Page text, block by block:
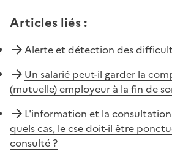
Articles liés :
Alerte et détection des
Un salarié peut-il garder la
(mutuelle) employeur à la fin de
L'information et la consultation
quels cas, le cse doit-il être
consulté ?